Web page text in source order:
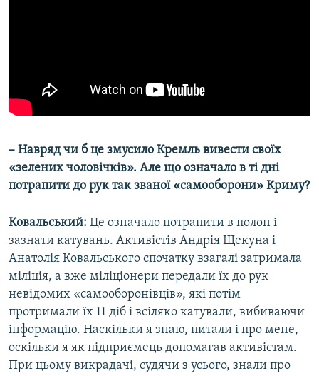
– Навряд чи б це змусило Кремль вивести своїх
«зелених чоловічків». Але що означало в ті дні
потрапити до рук так званої «самооборони» Криму?
Ковальський: Це означало потрапити в полон і
зазнати катувань. Активістів Андрія Щекуна і
Анатолія Ковальського спочатку взагалі затримала
міліція, а вже міліціонери передали їх до рук
невідомих «самооборонівців», які потім
протримали їх 11 діб і всіляко катували, вибиваючи
інформацію. Наскільки я знаю, питали і про мене,
оскільки я як підприємець допомагав активістам.
При цьому викрадачі, судячи з усього, знали про